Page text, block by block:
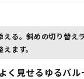
る。斜めの切り替え
ます。
見せるゆるバル